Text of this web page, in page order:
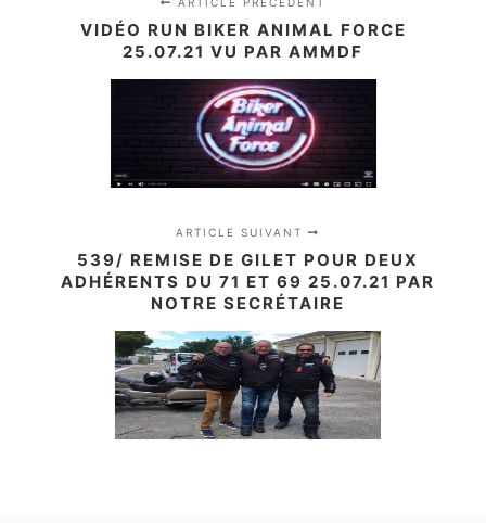
VIDÉO RUN BIKER ANIMAL FORCE
25.07.21 VU PAR AMMDF
ARTICLE SUIVANT
539/ REMISE DE GILET POUR DEUX
ADHÉRENTS DU 71 ET 69 25.07.21 PAR
NOTRE SECRÉTAIRE